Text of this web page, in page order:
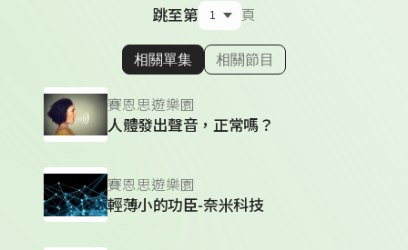
跳至第 頁
顯示相關單集
相關單集 相關節目
賽恩思遊樂園
人體發出聲音，正常嗎？
賽恩思遊樂園
輕薄小的功臣-奈米科技